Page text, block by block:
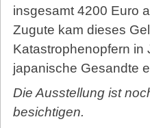
insgesamt 4200 Euro
Zugute kam dieses
Katastrophenopfern in
japanische Gesandte
Die Ausstellung ist
besichtigen.